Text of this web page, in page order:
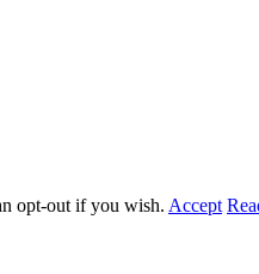
opt-out if you wish. Accept